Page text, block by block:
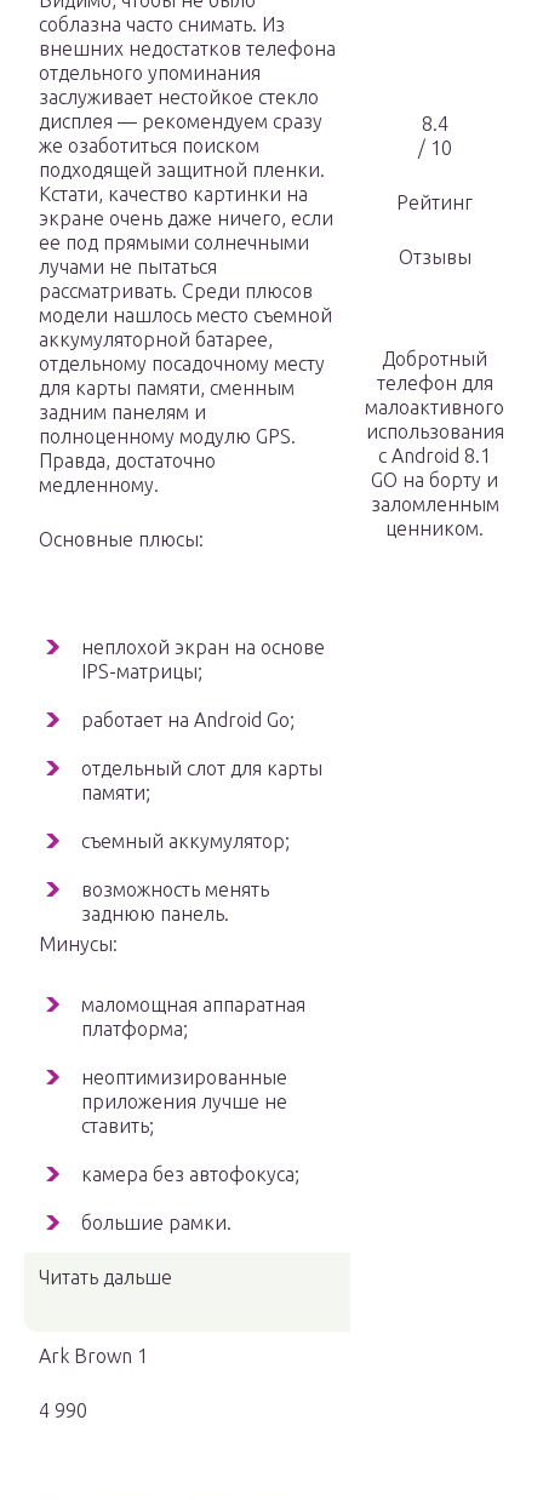
соблазна часто снимать. Из
внешних недостатков телефона
отдельного упоминания
заслуживает нестойкое стекло
дисплея — рекомендуем сразу
же озаботиться поиском
подходящей защитной пленки.
Кстати, качество картинки на
экране очень даже ничего, если
ее под прямыми солнечными
лучами не пытаться
рассматривать. Среди плюсов
модели нашлось место съемной
аккумуляторной батарее,
отдельному посадочному месту
для карты памяти, сменным
задним панелям и
полноценному модулю GPS.
Правда, достаточно
медленному.
Основные плюсы:
неплохой экран на основе
IPS-матрицы;
работает на Android Go;
отдельный слот для карты
памяти;
съемный аккумулятор;
возможность менять
заднюю панель.
Минусы:
маломощная аппаратная
платформа;
неоптимизированные
приложения лучше не
ставить;
камера без автофокуса;
большие рамки.
8.4
/ 10
Рейтинг
Отзывы
Добротный
телефон для
малоактивного
использования
с Android 8.1
GO на борту и
заломленным
ценником.
Читать дальше
Ark Brown 1
4 990